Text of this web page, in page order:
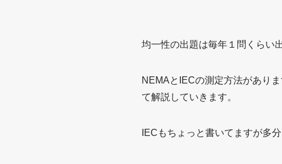
均一性の出題は毎年１問くらい
NEMAとIECの測定方法があり
て解説していきます。
IECもちょっと書いてますが多